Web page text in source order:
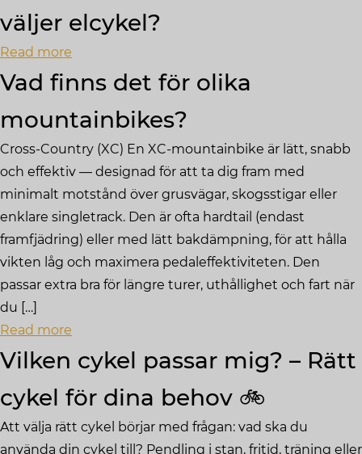
väljer elcykel?
Read more
Vad finns det för olika
mountainbikes?
Cross-Country (XC) En XC-mountainbike är lätt, snabb
och effektiv — designad för att ta dig fram med
minimalt motstånd över grusvägar, skogsstigar eller
enklare singletrack. Den är ofta hardtail (endast
framfjädring) eller med lätt bakdämpning, för att hålla
vikten låg och maximera pedaleffektiviteten. Den
passar extra bra för längre turer, uthållighet och fart när
du […]
Read more
Vilken cykel passar mig? – Rätt
cykel för dina behov 🚲
Att välja rätt cykel börjar med frågan: vad ska du
använda din cykel till? Pendling i stan, fritid, träning eller